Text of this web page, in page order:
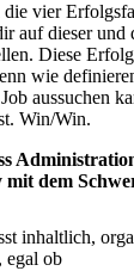
die vier
auf dieser und
Diese
wie
aussuchen
Win/Win.
mit dem
inhaltlich,
egal ob